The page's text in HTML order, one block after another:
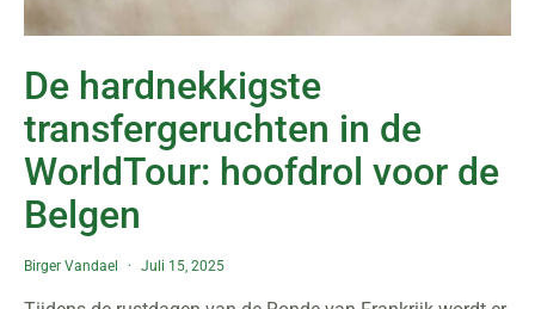
De hardnekkigste
transfergeruchten in de
WorldTour: hoofdrol voor de
Belgen
Birger Vandael Juli 15, 2025